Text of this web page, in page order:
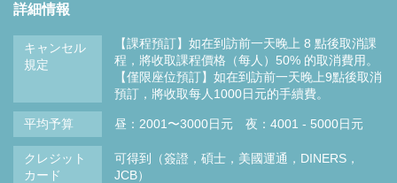
詳細情報
キャンセル
規定
【課程預訂】如在到訪前一天晚上 8 點後取消課
程，將收取課程價格（每人）50% 的取消費用。
【僅限座位預訂】如在到訪前一天晚上9點後取消
預訂，將收取每人1000日元的手續費。
平均予算 昼：2001〜3000日元 夜：4001 - 5000日元
クレジット
カード
可得到（簽證，碩士，美國運通，DINERS，
JCB）